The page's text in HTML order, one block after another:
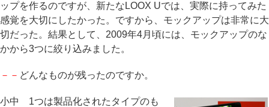
ップを作るのですが、新たなLOOX Uでは、実際に持ってみた
感覚を大切にしたかった。ですから、モックアップは非常に大
切だった。結果として、2009年4月頃には、モックアップのな
かから3つに絞り込みました。
－－ どんなものが残ったのですか。
小中 1つは製品化されたタイプのも